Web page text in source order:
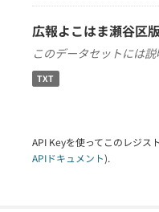
広報よこはま瀬谷区
このデータセットには
TXT
API Keyを使ってこのレジス
APIドキュメント).